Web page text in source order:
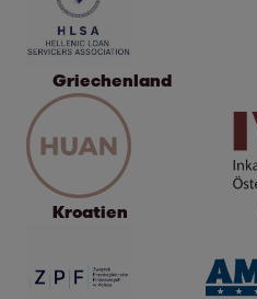
Griechenland
Kroatien